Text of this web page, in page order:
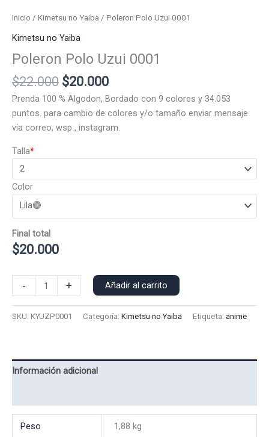
Inicio / Kimetsu no Yaiba / Poleron Polo Uzui 0001
Kimetsu no Yaiba
Poleron Polo Uzui 0001
$22.000 El
precio
original
era:
$20.000El
precio
actual
es:
Prenda 100 % Algodon, Bordado con 9 colores y 34.053
puntos. para cambio de colores y/o tamaño enviar mensaje
vía correo, wsp , instagram.
*
Talla
Color
Final total
$20.000
-
Polo
+ Añadir al carrito
SKU: KYUZP0001 Categoría: Kimetsu no Yaiba Etiqueta: anime
Información adicional
Peso 1,88 kg